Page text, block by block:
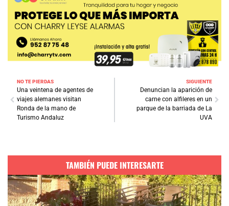
NO TE PIERDAS
Una veintena de agentes de
viajes alemanes visitan
Ronda de la mano de
Turismo Andaluz
SIGUIENTE
Denuncian la aparición de
carne con alfileres en un
parque de la barriada de La
UVA
TAMBIÉN PUEDE INTERESARTE